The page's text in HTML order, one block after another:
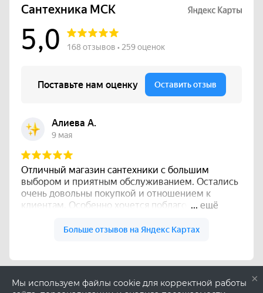
×
Мы используем файлы cookie для корректной работы